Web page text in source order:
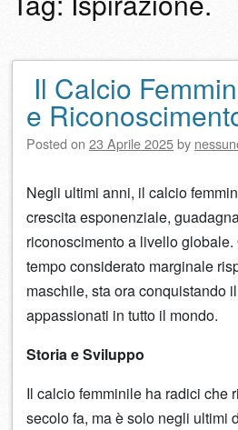
Navigazione articolo
Il Calcio
e
Posted on 23 Aprile 2025by
Negli ultimi anni, il calcio
crescita esponenziale,
riconoscimento a livello globale.
tempo considerato marginale
maschile, sta ora conquistando
appassionati in tutto il mondo.
Storia e Sviluppo
Il calcio femminile ha radici che
secolo fa, ma è solo negli ultimi